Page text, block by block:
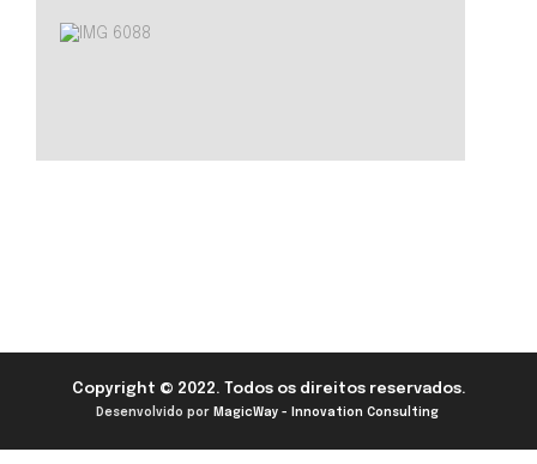
Copyright © 2022. Todos os direitos reservados.
Desenvolvido por MagicWay - Innovation Consulting